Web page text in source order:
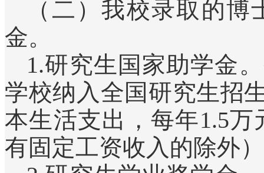
（二）我校录取的
金。
1.研究生国家助学金
学校纳入全国研究生招
本生活支出，每年1.5
有固定工资收入的除外